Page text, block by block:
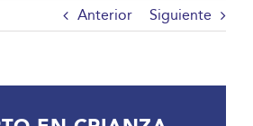
Anterior Siguiente